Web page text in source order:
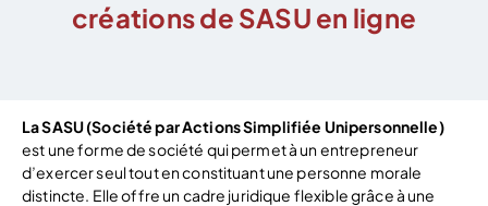
créations de SASU en ligne
La SASU (Société par Actions Simplifiée Unipersonnelle)
est une forme de société qui permet à un entrepreneur
d’exercer seul tout en constituant une personne morale
distincte. Elle offre un cadre juridique flexible grâce à une